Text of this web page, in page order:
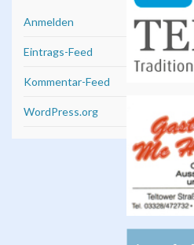
Anmelden
Eintrags-Feed
Kommentar-Feed
WordPress.org